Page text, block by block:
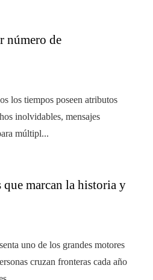
número de
los tiempos poseen atributos
inolvidables, mensajes
múltipl...
marcan la historia y
uno de los grandes motores
cruzan fronteras cada año